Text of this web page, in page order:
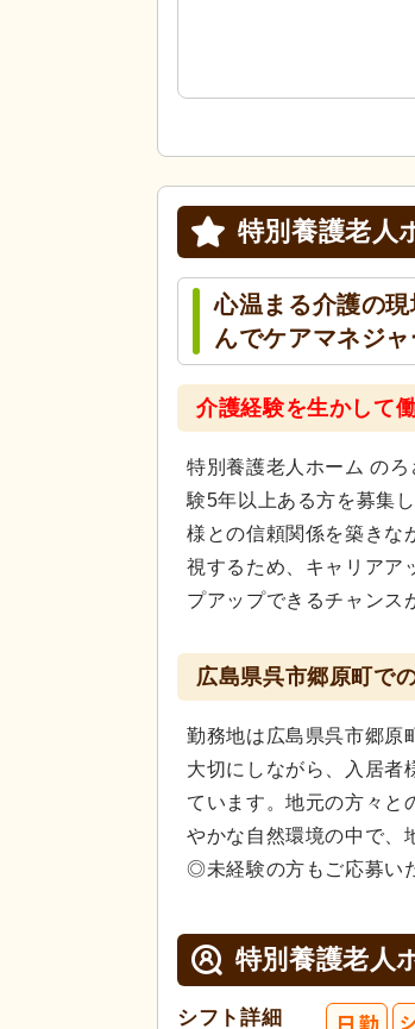
特別養護老人
心温まる介護の
んでケアマネジ
介護経験を生かして
特別養護老人ホーム の
験5年以上ある方を募集
様との信頼関係を築きな
視するため、キャリアア
プアップできるチャンス
広島県呉市郷原町で
勤務地は広島県呉市郷原
大切にしながら、入居者
ています。地元の方々と
やかな自然環境の中で、
◎未経験の方もご応募い
特別養護老人
シフト詳細